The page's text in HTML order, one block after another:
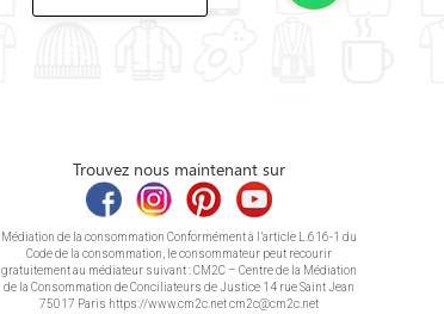
Trouvez nous maintenant sur
Médiation de la consommation Conformément à l’article L.616-1 du
Code de la consommation, le consommateur peut recourir
gratuitement au médiateur suivant : CM2C – Centre de la Médiation
de la Consommation de Conciliateurs de Justice 14 rue Saint Jean
75017 Paris https://www.cm2c.net cm2c@cm2c.net